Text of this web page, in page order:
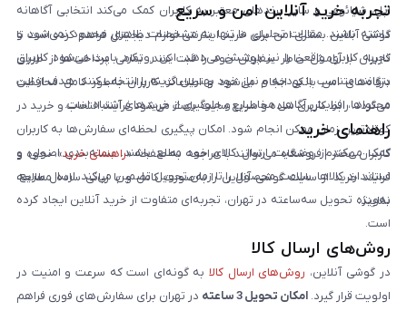
اپل، شیائومی و سایر برندهای معتبر به کاربران کمک می‌کند انتخابی آگاهانه
داشته باشند. مقالات تحلیلی ما تنها به مشخصات ظاهری محدود نمی‌شود و
تجربه کاربری واقعی را نیز پوشش می‌دهد. این رویکرد باعث می‌شود کاربران
بتوانند متناسب با بودجه و نیاز خود بهترین گزینه را انتخاب کنند. هدف از این
محتواها، افزایش آگاهی مخاطبان و جلوگیری از خریدهای اشتباه است.
تجربه خرید آنلاین امن و سریع
گوشی آنلاین بستری امن برای خرید اینترنتی لوازم دیجیتال فراهم کرده است تا
کاربران با آرامش خاطر سفارش خود را ثبت کنند. تمامی پرداخت‌ها از طریق
درگاه‌های امن بانکی انجام می‌شود و اطلاعات کاربران به‌طور کامل محافظت
می‌گردد. رابط کاربری ساده و سریع سایت باعث می‌شود فرآیند انتخاب و خرید در
کوتاه‌ترین زمان ممکن انجام شود. امکان پیگیری لحظه‌ای سفارش‌ها به کاربران
کمک می‌کند از وضعیت ارسال کالای خود مطلع باشند. بسته‌بندی اصولی و
استاندارد کالاها، سلامت محصول را تا زمان تحویل تضمین می‌کند. ارسال سریع،
به‌ویژه تحویل سه‌ساعته در تهران، تجربه‌ای متفاوت از خرید آنلاین ایجاد کرده
است.
راهنمای خرید
کاربران محترم فروشگاه می‌توانند با مراجعه به صفحه «راهنمای خرید»، نحوه و
فرایند خرید از سایت گوشی آنلاین را به‌صورت کامل و با زبانی ساده مطالعه
نمایند.
روش‌های ارسال کالا
در گوشی آنلاین، روش‌های ارسال کالا به گونه‌ای است که سرعت و امنیت در
اولویت قرار گیرد. امکان تحویل 3 ساعته
در تهران برای سفارش‌های فوری فراهم